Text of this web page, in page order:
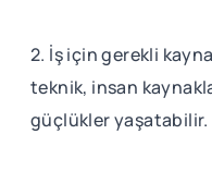
2. İş için gerekli
teknik, insan
güçlükler yaşatabilir.